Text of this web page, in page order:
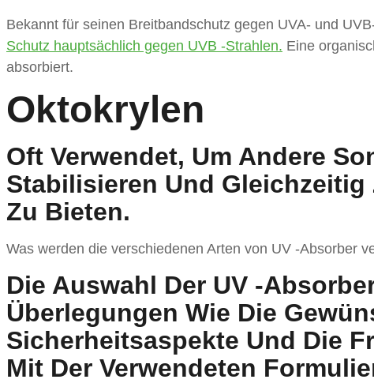
Bekannt für seinen Breitbandschutz gegen UVA- und
Schutz hauptsächlich gegen UVB -Strahlen. Eine
absorbiert.
Oktokrylen
Oft Verwendet, Um Andere
Stabilisieren Und
Zu Bieten.
Was werden die verschiedenen Arten von UV -Absorber
Die Auswahl Der UV -
Überlegungen Wie Die
Sicherheitsaspekte Und Die
Mit Der Verwendeten